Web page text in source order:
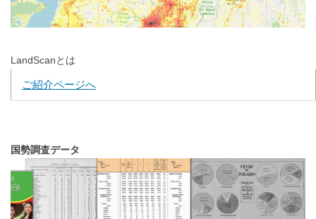
LandScanとは
ご紹介ページへ
国勢調査データ